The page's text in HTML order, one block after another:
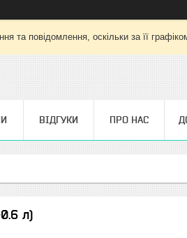
та повідомлення, оскільки за її
ВІДГУКИ ПРО НАС
л)